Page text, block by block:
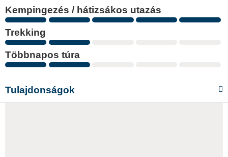
Tulajdonságok
Kempingezés / hátizsákos utazás
Trekking
Többnapos túra